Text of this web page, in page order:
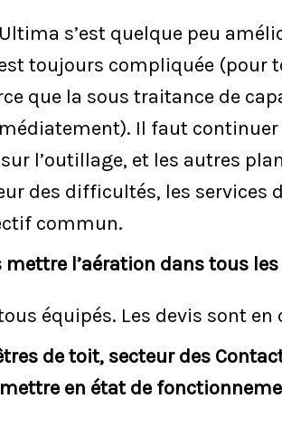
s’est quelque peu
toujours compliquée (pour
que la sous traitance de
Il faut
l’outillage, et les autres
des difficultés, les services
commun.
mettre l’aération dans tous les
équipés. Les devis sont en
de toit, secteur des
en état de